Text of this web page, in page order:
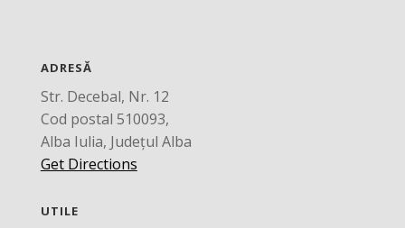
ADRESĂ
Str. Decebal, Nr. 12
Cod postal 510093,
Alba Iulia, Județul Alba
Get Directions
UTILE